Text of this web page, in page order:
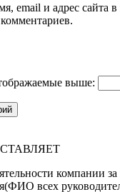
email и адрес сайта в
выше:
компании за
всех